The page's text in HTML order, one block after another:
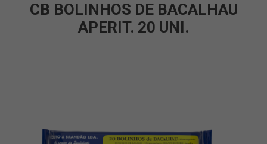
CB BOLINHOS DE BACALHAU
APERIT. 20 UNI.